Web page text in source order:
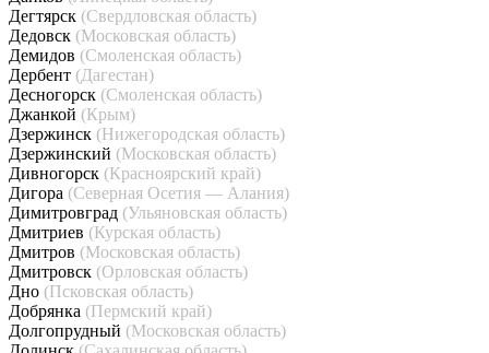
Дегтярск (Свердловская область)
Дедовск (Московская область)
Демидов (Смоленская область)
Дербент (Дагестан)
Десногорск (Смоленская область)
Джанкой (Крым)
Дзержинск (Нижегородская область)
Дзержинский (Московская область)
Дивногорск (Красноярский край)
Дигора (Северная Осетия — Алания)
Димитровград (Ульяновская область)
Дмитриев (Курская область)
Дмитров (Московская область)
Дмитровск (Орловская область)
Дно (Псковская область)
Добрянка (Пермский край)
Долгопрудный (Московская область)